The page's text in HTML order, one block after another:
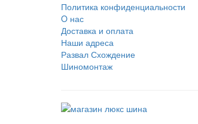
Политика конфиденциальности
O нас
Доставка и оплата
Наши адреса
Развал Схождение
Шиномонтаж